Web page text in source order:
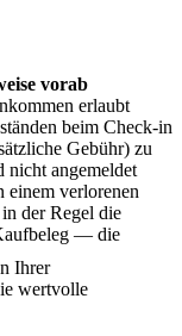
vorab
erlaubt
beim Check-in
Gebühr) zu
nicht angemeldet
einem verlorenen
der Regel die
— die
Ihrer
wertvolle